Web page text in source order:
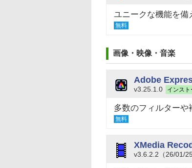
ユニークな機能を備
無料
画像・映像・音楽
Adobe
v3.25.1.0 インスト
多数のフィルターや
無料
XMedia
v3.6.2.2（26/01/25